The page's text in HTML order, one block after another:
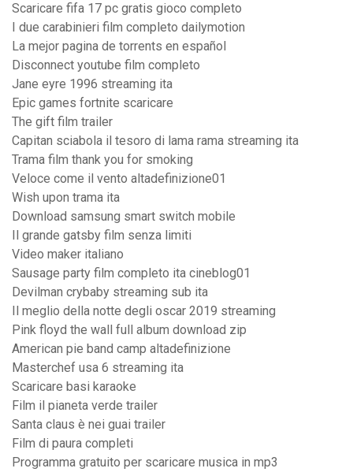
Scaricare fifa 17 pc gratis gioco completo
I due carabinieri film completo dailymotion
La mejor pagina de torrents en español
Disconnect youtube film completo
Jane eyre 1996 streaming ita
Epic games fortnite scaricare
The gift film trailer
Capitan sciabola il tesoro di lama rama streaming ita
Trama film thank you for smoking
Veloce come il vento altadefinizione01
Wish upon trama ita
Download samsung smart switch mobile
Il grande gatsby film senza limiti
Video maker italiano
Sausage party film completo ita cineblog01
Devilman crybaby streaming sub ita
Il meglio della notte degli oscar 2019 streaming
Pink floyd the wall full album download zip
American pie band camp altadefinizione
Masterchef usa 6 streaming ita
Scaricare basi karaoke
Film il pianeta verde trailer
Santa claus è nei guai trailer
Film di paura completi
Programma gratuito per scaricare musica in mp3